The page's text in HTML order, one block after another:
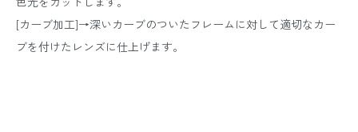
[カーブ加工]→深いカーブのついたフレームに対して適切なカー
ブを付けたレンズに仕上げます。